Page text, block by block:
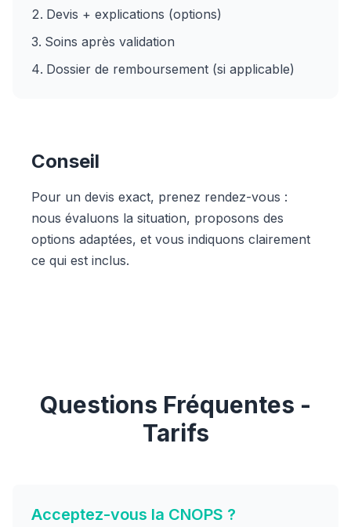
Devis + explications (options)
Soins après validation
Dossier de remboursement (si applicable)
Conseil
Pour un devis exact, prenez rendez-vous :
nous évaluons la situation, proposons des
options adaptées, et vous indiquons clairement
ce qui est inclus.
Questions Fréquentes -
Tarifs
Acceptez-vous la CNOPS ?